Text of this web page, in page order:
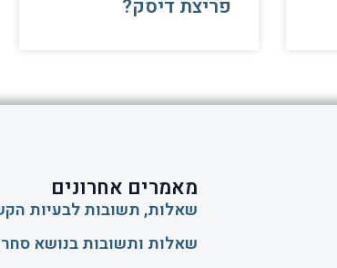
פריצת דיסק?
מאמרים אחרונים
שאלות, תשובות לבעיות
שאלות ותשובות בנושא